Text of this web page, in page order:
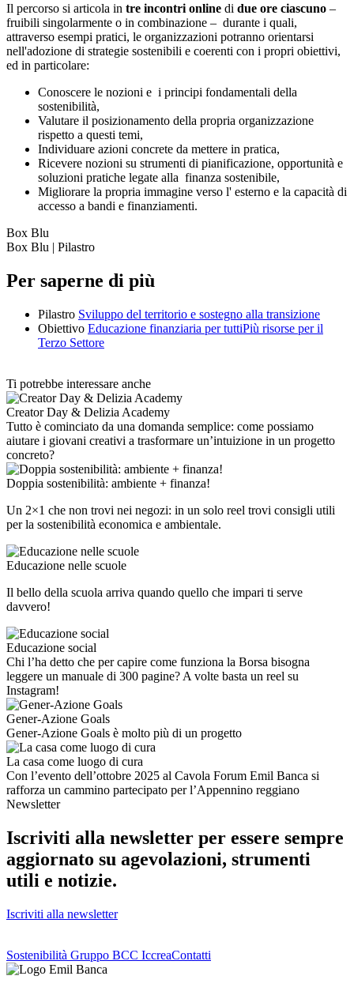
Il percorso si articola in tre incontri online di due ore ciascuno –
fruibili singolarmente o in combinazione – durante i quali,
attraverso esempi pratici, le organizzazioni potranno orientarsi
nell'adozione di strategie sostenibili e coerenti con i propri obiettivi,
ed in particolare:
Conoscere le nozioni e i principi fondamentali della
sostenibilità,
Valutare il posizionamento della propria organizzazione
rispetto a questi temi,
Individuare azioni concrete da mettere in pratica,
Ricevere nozioni su strumenti di pianificazione, opportunità e
soluzioni pratiche legate alla finanza sostenibile,
Migliorare la propria immagine verso l' esterno e la capacità di
accesso a bandi e finanziamenti.
Box Blu
Box Blu | Pilastro
Per saperne di più
Pilastro Sviluppo del territorio e sostegno alla transizione
Obiettivo Educazione finanziaria per tuttiPiù risorse per il
Terzo Settore
Ti potrebbe interessare anche
Creator Day & Delizia Academy
Tutto è cominciato da una domanda semplice: come possiamo
aiutare i giovani creativi a trasformare un’intuizione in un progetto
concreto?
Doppia sostenibilità: ambiente + finanza!
Un 2×1 che non trovi nei negozi: in un solo reel trovi consigli utili
per la sostenibilità economica e ambientale.
Educazione nelle scuole
Il bello della scuola arriva quando quello che impari ti serve
davvero!
Educazione social
Chi l’ha detto che per capire come funziona la Borsa bisogna
leggere un manuale di 300 pagine? A volte basta un reel su
Instagram!
Gener-Azione Goals
Gener-Azione Goals è molto più di un progetto
La casa come luogo di cura
Con l’evento dell’ottobre 2025 al Cavola Forum Emil Banca si
rafforza un cammino partecipato per l’Appennino reggiano
Newsletter
Iscriviti alla newsletter per essere sempre
aggiornato su agevolazioni, strumenti
utili e notizie.
Iscriviti alla newsletter
Sostenibilità Gruppo BCC IccreaContatti